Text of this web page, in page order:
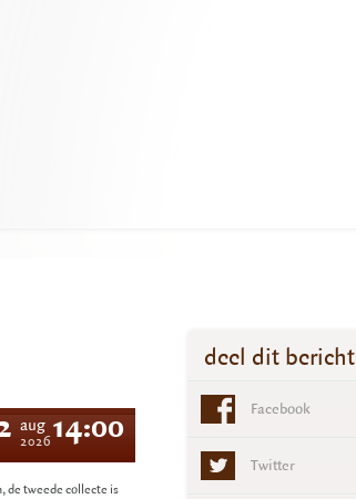
aug
202614:00
de tweede collecte is
deel dit bericht
Facebook
Twitter